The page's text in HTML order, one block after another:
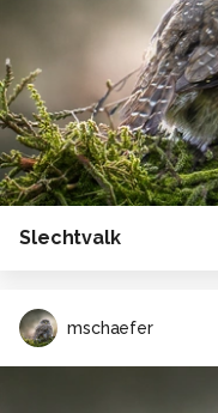
Slechtvalk
mschaefer